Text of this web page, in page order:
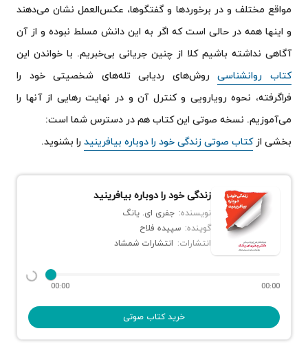
مواقع مختلف و در برخوردها و گفتگوها، عکس‌العمل نشان می‌دهند
و اینها همه در حالی است که اگر به این دانش مسلط نبوده و از آن
آگاهی نداشته باشیم کلا از چنین جریانی بی‌خبریم. با خواندن این
کتاب روانشناسیروش‌های ردیابی تله‌های شخصیتی خود را
فراگرفته، نحوه رویارویی و کنترل آن و در نهایت رهایی از آنها را
می‌آموزیم. نسخه صوتی این کتاب هم در دسترس شما است:
بخشی ازکتاب صوتی زندگی خود را دوباره بیافرینید را بشنوید.
زندگی خود را دوباره بیافرینید
نویسنده: جفری ای. یانگ
گوینده: سپیده فلاح
انتشارات: انتشارات شمشاد
00:00 00:00
خرید کتاب صوتی